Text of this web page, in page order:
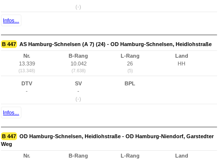
(-)
Infos...
B 447 AS Hamburg-Schnelsen (A 7) (24) - OD Hamburg-Schnelsen, Heidlohstraße
Nr.
13.339
(13.348)
B-Rang
10.042
(7.638)
L-Rang
26
(5)
Land
HH
DTV
-
SV
-
(-)
BPL
Infos...
B 447 OD Hamburg-Schnelsen, Heidlohstraße - OD Hamburg-Niendorf, Garstedter
Weg
Nr.
B-Rang
L-Rang
Land